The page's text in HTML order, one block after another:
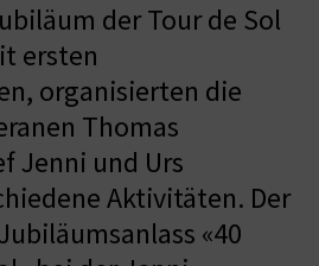
der Tour de Sol
ersten
organisierten die
Thomas
Jenni und Urs
Aktivitäten. Der
«40